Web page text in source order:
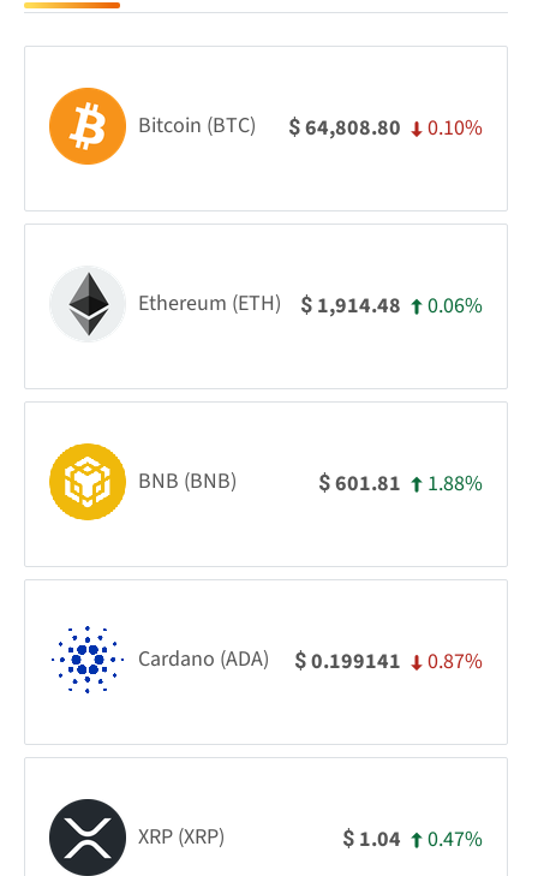
Bitcoin (BTC) $64,808.80 0.10%
Ethereum (ETH) $ 1,914.48 0.06%
BNB (BNB) $601.81 1.88%
Cardano (ADA) $0.199141 0.87%
XRP (XRP) $ 1.04 0.47%